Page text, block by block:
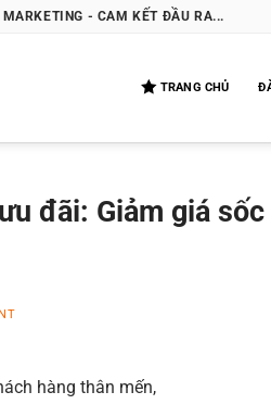
- CAM KẾT ĐẦU RA...
TRANG CHỦ
đãi: Giảm giá
hàng thân mến,